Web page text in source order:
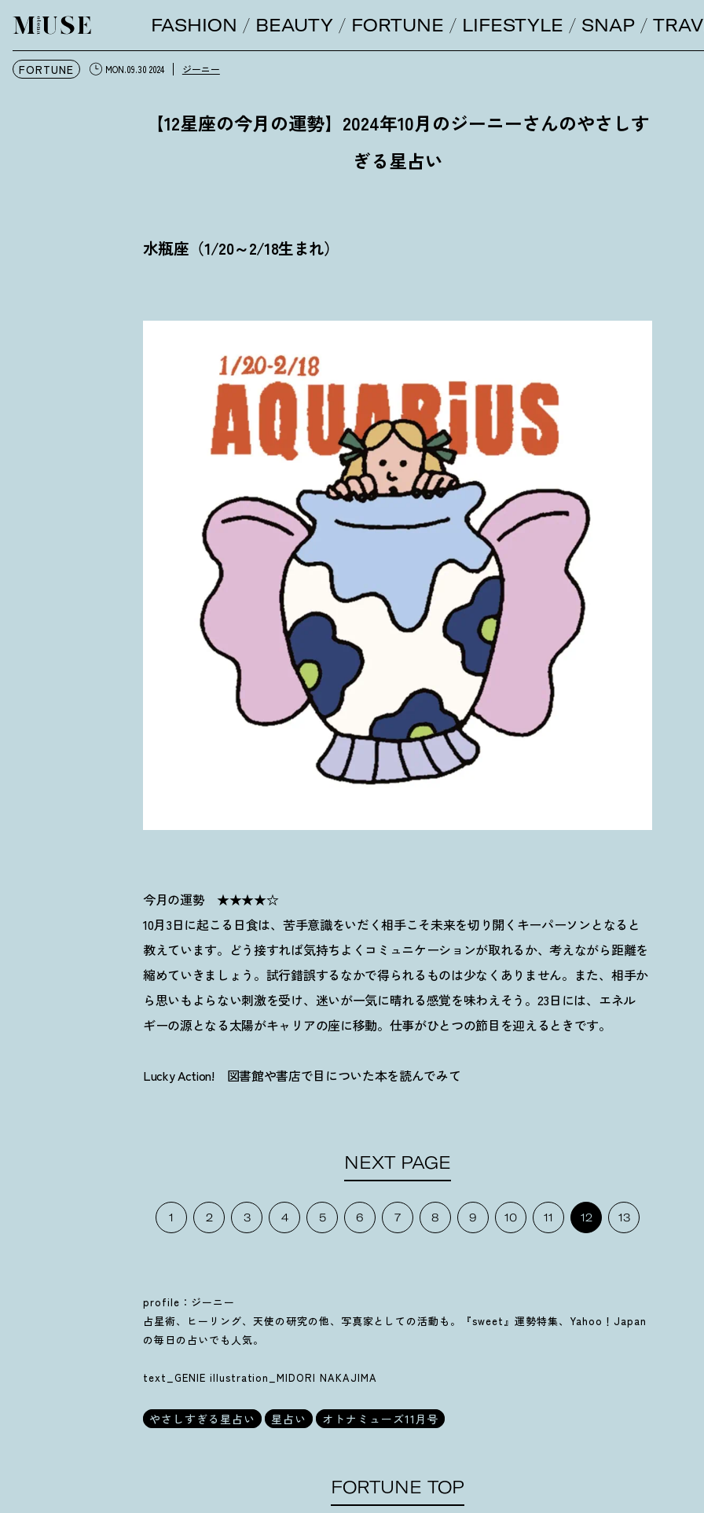
オトナミューズ ウェブFASHION BEAUTY FORTUNE LIFESTYLE SNAP
FORTUNE MON.09.30 2024 ジーニー
【12星座の今月の運勢】2024年10月のジーニーさんのやさしす
ぎる星占い
水瓶座（1/20～2/18生まれ）
今月の運勢 ★★★★☆
10月3日に起こる日食は、苦手意識をいだく相手こそ未来を切り開くキーパーソンとなると
教えています。どう接すれば気持ちよくコミュニケーションが取れるか、考えながら距離を
縮めていきましょう。試行錯誤するなかで得られるものは少なくありません。また、相手か
ら思いもよらない刺激を受け、迷いが一気に晴れる感覚を味わえそう。23日には、エネル
ギーの源となる太陽がキャリアの座に移動。仕事がひとつの節目を迎えるときです。
Lucky Action! 図書館や書店で目についた本を読んでみて
NEXT PAGE
1 2 3 4 5 6 7 8 9 10 11 12 13
profile：ジーニー
占星術、ヒーリング、天使の研究の他、写真家としての活動も。『sweet』運勢特集、Yahoo！Japan
の毎日の占いでも人気。
text_GENIE illustration_MIDORI NAKAJIMA
やさしすぎる星占い 星占い オトナミューズ11月号
FORTUNE TOP